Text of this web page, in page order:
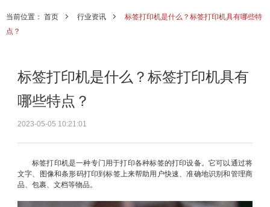
当前位置： 首页 行业资讯
标签打印机是什么？标签打印机具有哪些特
点？
标签打印机是什么？标签打印机具有
哪些特点？
2023-05-05 10:21:01
标签打印机是一种专门用于打印各种标签的打印设备。它可以通过将
文字、图像和条形码打印到标签上来帮助用户快速、准确地识别和管理商
品、包裹、文档等物品。